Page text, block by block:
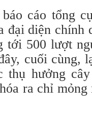
cáo tổng
đại diện chính
tới 500 lượt
cuối cùng,
thụ hưởng
ra chỉ